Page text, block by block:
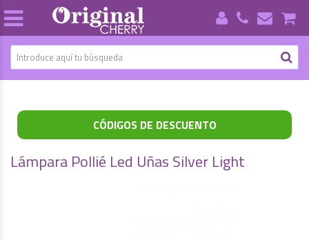
CÓDIGOS DE DESCUENTO
Lámpara Pollié Led Uñas Silver Light